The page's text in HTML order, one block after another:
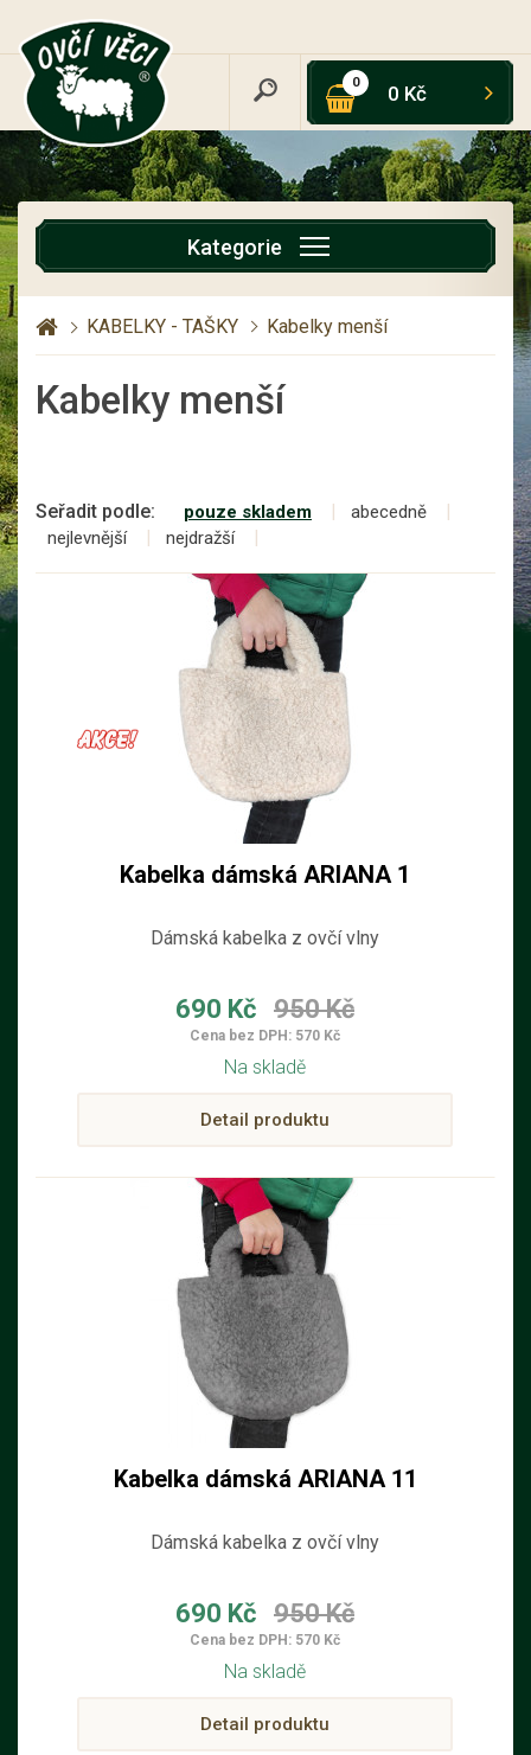
0 0 Kč
Kategorie
KABELKY - TAŠKY Kabelky menší
Kabelky menší
Seřadit podle: pouze skladem
abecedně
nejlevnější
nejdražší
Kabelka dámská ARIANA 1
Dámská kabelka z ovčí vlny
690 Kč 950 Kč
Cena bez DPH: 570 Kč
Na skladě
Detail produktu
Kabelka dámská ARIANA 11
Dámská kabelka z ovčí vlny
690 Kč 950 Kč
Cena bez DPH: 570 Kč
Na skladě
Detail produktu